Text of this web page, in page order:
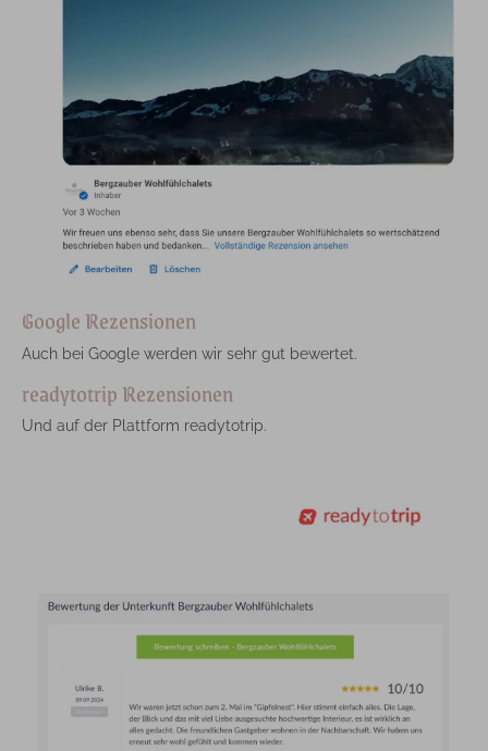
Google Rezensionen
Auch bei Google werden wir sehr gut bewertet.
readytotrip Rezensionen
Und auf der Plattform readytotrip.